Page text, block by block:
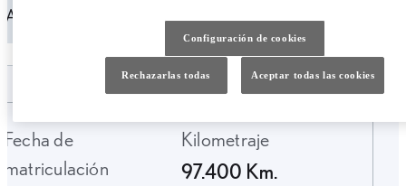
10,10%
Última cuota: 7910,83 €
Fecha de
matriculación
Kilometraje
97.400 Km.
Configuración de cookies
Rechazarlas todas Aceptar todas las cookies